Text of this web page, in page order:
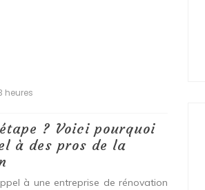
heures
? Voici pourquoi
à des pros de la
à une entreprise de rénovation